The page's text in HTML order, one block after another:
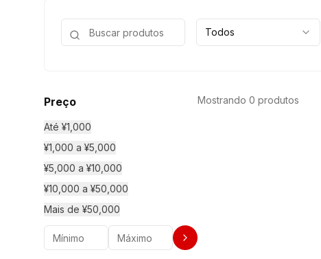
Todos
Preço
Até ¥1,000
¥1,000 a ¥5,000
¥5,000 a ¥10,000
¥10,000 a ¥50,000
Mais de ¥50,000
Mostrando 0 produtos